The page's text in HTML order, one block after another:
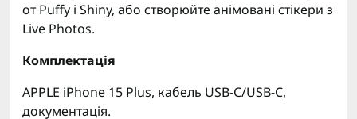
от Puffy і Shiny, або створюйте анімовані стікери з
Live Photos.
Комплектація
APPLE iPhone 15 Plus, кабель USB-C/USB-C,
документація.